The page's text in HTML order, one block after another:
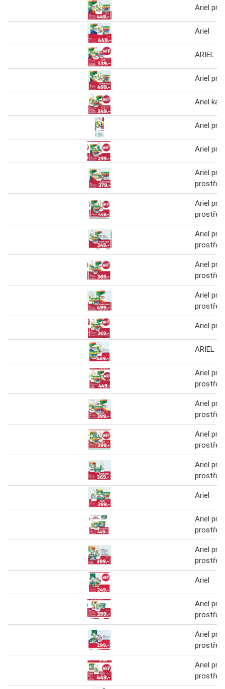
Ariel
Ariel
ARIEL
Ariel
Ariel
Ariel
Ariel
Ariel
Ariel
Ariel
Ariel
Ariel
Ariel
ARIEL
Ariel
Ariel
Ariel
Ariel
Ariel
Ariel
Ariel
Ariel
Ariel
Ariel
Ariel